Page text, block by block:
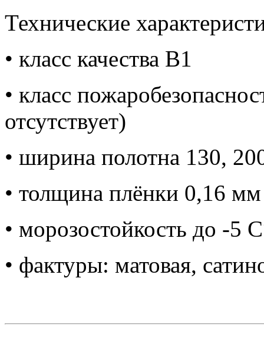
Технические
• класс качества В1
• класс
отсутствует)
• ширина полотна 130,
• толщина плёнки 0,16 мм
• морозостойкость до -5
• фактуры: матовая,